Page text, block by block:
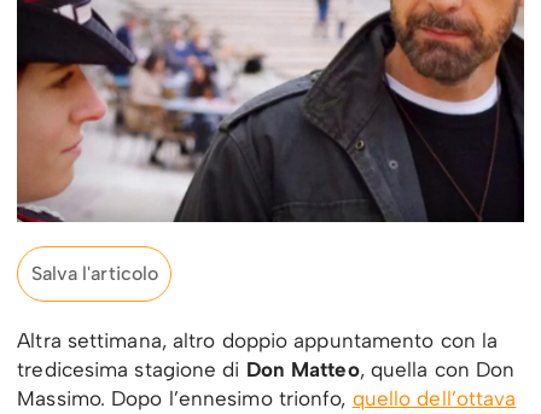
Salva l'articolo
Altra settimana, altro doppio appuntamento con la
tredicesima stagione di Don Matteo, quella con Don
Massimo. Dopo l’ennesimo trionfo, quello dell’ottava